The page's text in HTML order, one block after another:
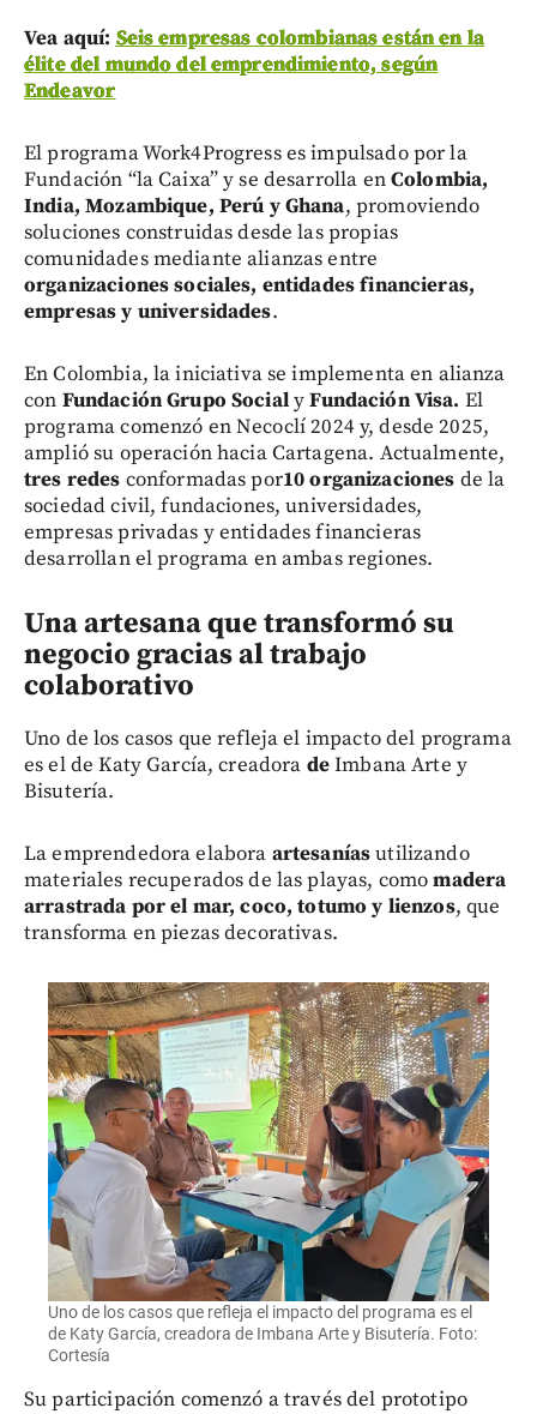
Vea aquí: Seis empresas colombianas están en la
élite del mundo del emprendimiento, según
Endeavor
El programa Work4Progress es impulsado por la
Fundación “la Caixa” y se desarrolla enColombia,
India, Mozambique, Perú y Ghana, promoviendo
soluciones construidas desde las propias
comunidades mediante alianzas entre
organizaciones sociales, entidades financieras,
empresas y universidades.
En Colombia, la iniciativa se implementa en alianza
con Fundación Grupo SocialyFundación Visa. El
programa comenzó en Necoclí2024 y, desde 2025,
amplió su operación hacia Cartagena. Actualmente,
tres redes conformadas por10 organizaciones de la
sociedad civil, fundaciones, universidades,
empresas privadas y entidades financieras
desarrollan el programa en ambas regiones.
Una artesana que transformó su
negocio gracias al trabajo
colaborativo
Uno de los casos que refleja el impacto del programa
es el de Katy García, creadora deImbana Arte y
Bisutería.
La emprendedora elabora artesaníasutilizando
materiales recuperados de las playas, comomadera
arrastrada por el mar, coco, totumo y lienzos, que
transforma en piezas decorativas.
Uno de los casos que refleja el impacto del programa es el
de Katy García, creadora de Imbana Arte y Bisutería. Foto:
Cortesía
Su participación comenzó a través del prototipo